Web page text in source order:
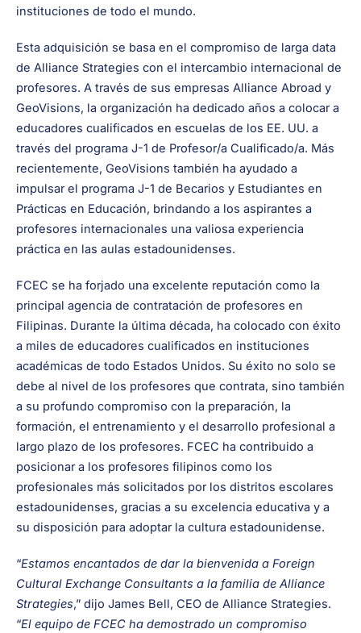
instituciones de todo el mundo.
Esta adquisición se basa en el compromiso de larga data
de Alliance Strategies con el intercambio internacional de
profesores. A través de sus empresas Alliance Abroad y
GeoVisions, la organización ha dedicado años a colocar a
educadores cualificados en escuelas de los EE. UU. a
través del programa J-1 de Profesor/a Cualificado/a. Más
recientemente, GeoVisions también ha ayudado a
impulsar el programa J-1 de Becarios y Estudiantes en
Prácticas en Educación, brindando a los aspirantes a
profesores internacionales una valiosa experiencia
práctica en las aulas estadounidenses.
FCEC se ha forjado una excelente reputación como la
principal agencia de contratación de profesores en
Filipinas. Durante la última década, ha colocado con éxito
a miles de educadores cualificados en instituciones
académicas de todo Estados Unidos. Su éxito no solo se
debe al nivel de los profesores que contrata, sino también
a su profundo compromiso con la preparación, la
formación, el entrenamiento y el desarrollo profesional a
largo plazo de los profesores. FCEC ha contribuido a
posicionar a los profesores filipinos como los
profesionales más solicitados por los distritos escolares
estadounidenses, gracias a su excelencia educativa y a
su disposición para adoptar la cultura estadounidense.
“Estamos encantados de dar la bienvenida a Foreign
Cultural Exchange Consultants a la familia de Alliance
Strategies,” dijo James Bell, CEO de Alliance Strategies.
“El equipo de FCEC ha demostrado un compromiso